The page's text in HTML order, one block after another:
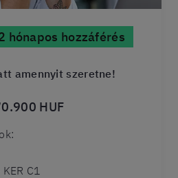
hónapos hozzáférés
amennyit szeretne!
HUF
C1